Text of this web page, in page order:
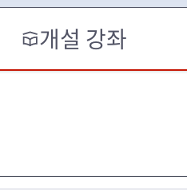
개설 강좌